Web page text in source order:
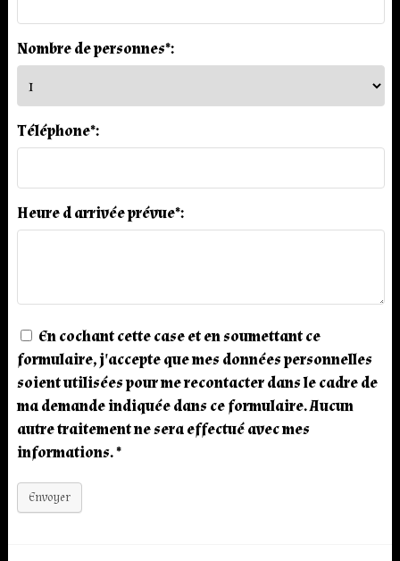
Nombre de personnes*:
Téléphone*:
Heure d arrivée prévue*:
En cochant cette case et en soumettant ce
formulaire, j'accepte que mes données personnelles
soient utilisées pour me recontacter dans le cadre de
ma demande indiquée dans ce formulaire. Aucun
autre traitement ne sera effectué avec mes
informations. *
Envoyer